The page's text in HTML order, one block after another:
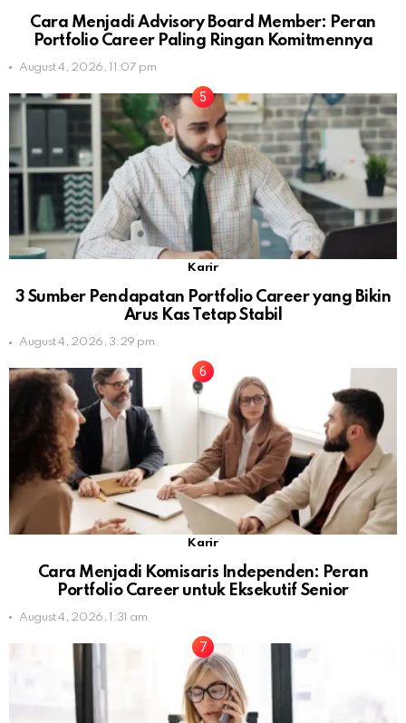
Cara Menjadi Advisory Board Member: Peran
Portfolio Career Paling Ringan Komitmennya
August 4, 2026, 11:07 pm
Karir
3 Sumber Pendapatan Portfolio Career yang Bikin
Arus Kas Tetap Stabil
August 4, 2026, 3:29 pm
Karir
Cara Menjadi Komisaris Independen: Peran
Portfolio Career untuk Eksekutif Senior
August 4, 2026, 1:31 am